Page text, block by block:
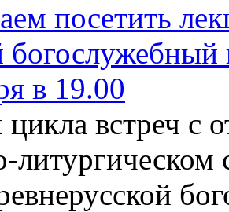
посетить
богослужебный
в 19.00
цикла встреч